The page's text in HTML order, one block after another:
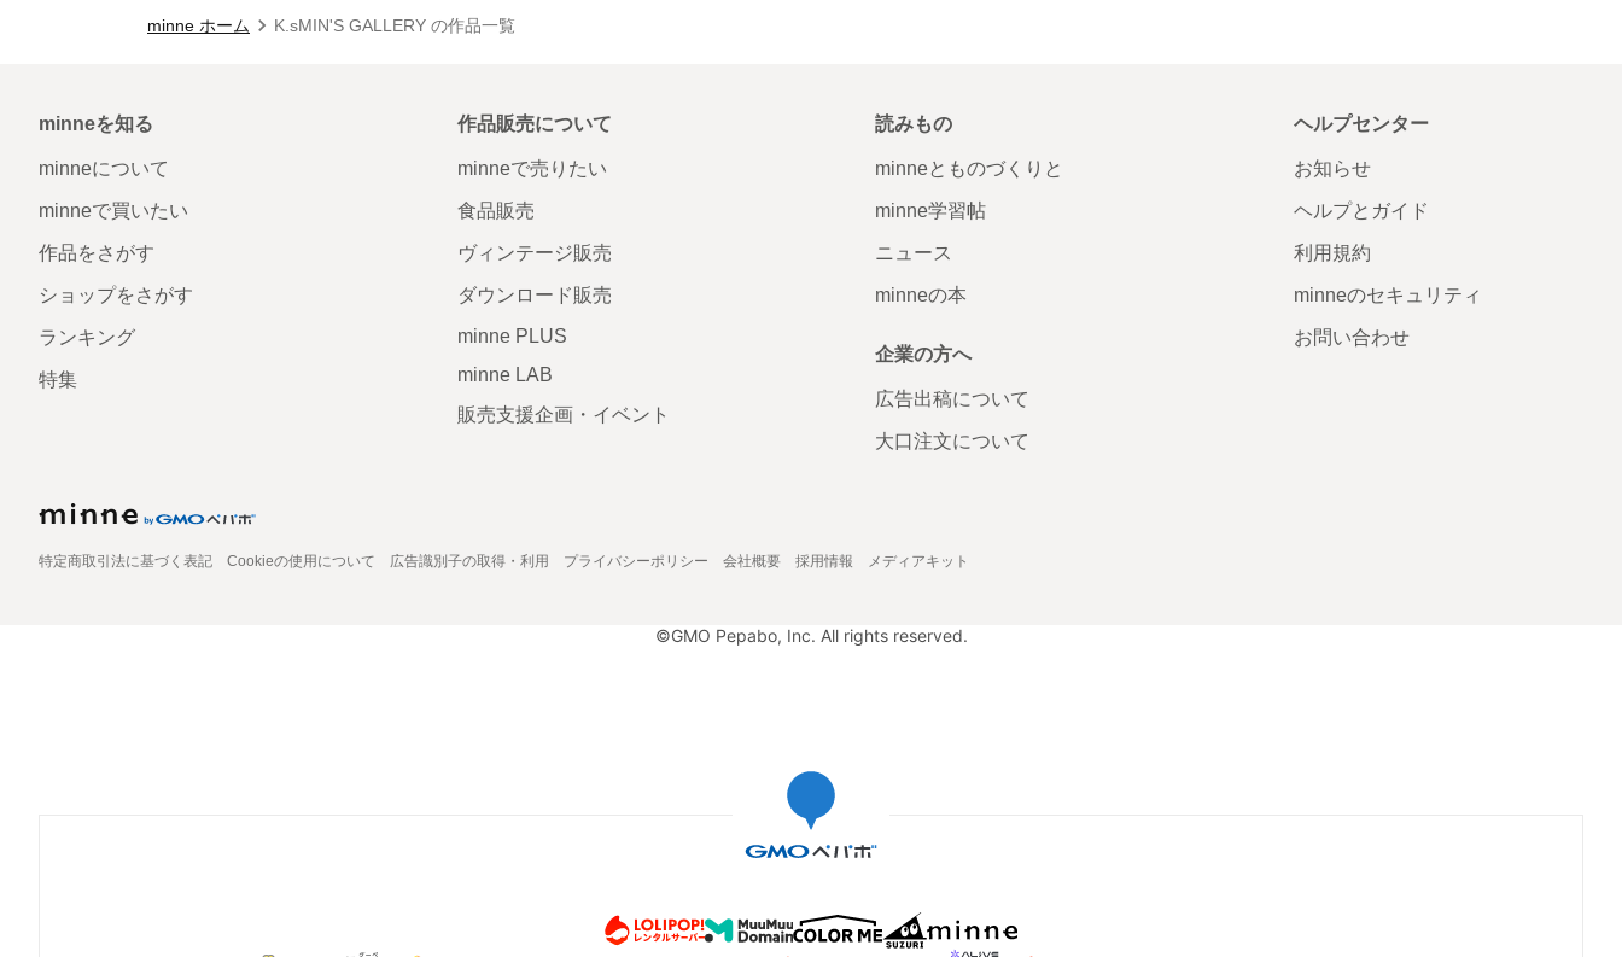
minne ホーム K.sMIN'S GALLERY の作品一覧
minneを知る
minneについて
minneで買いたい
作品をさがす
ショップをさがす
ランキング
特集
作品販売について
minneで売りたい
食品販売
ヴィンテージ販売
ダウンロード販売
minne PLUS
minne LAB
販売支援企画・イベント
読みもの
minneとものづくりと
minne学習帖
ニュース
minneの本
企業の方へ
広告出稿について
大口注文について
ヘルプセンター
お知らせ
ヘルプとガイド
利用規約
minneのセキュリティ
お問い合わせ
特定商取引法に基づく表記 Cookieの使用について 広告識別子の取得・利用 プライバシーポリシー 会社概要 採用情報 メディアキット
©GMO Pepabo, Inc. All rights reserved.